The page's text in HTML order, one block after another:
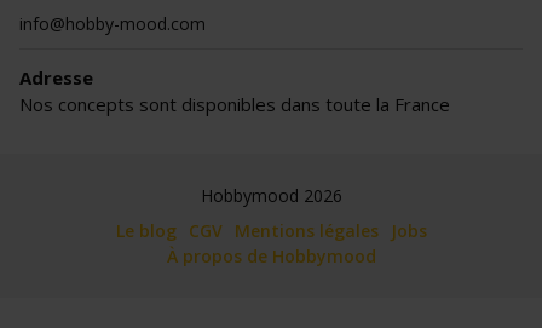
info@hobby-mood.com
Adresse
Nos concepts sont disponibles dans toute la France
Hobbymood 2026
Le blog
CGV Mentions légales
Jobs
À propos de Hobbymood